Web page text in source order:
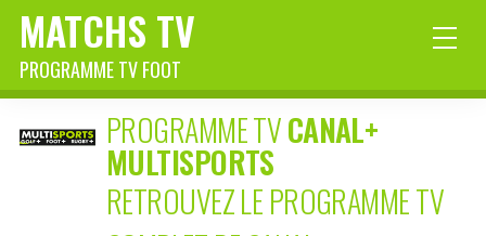
MATCHS TV
PROGRAMME TV FOOT
PROGRAMME TVCANAL+
MULTISPORTS
RETROUVEZ LE PROGRAMME TV